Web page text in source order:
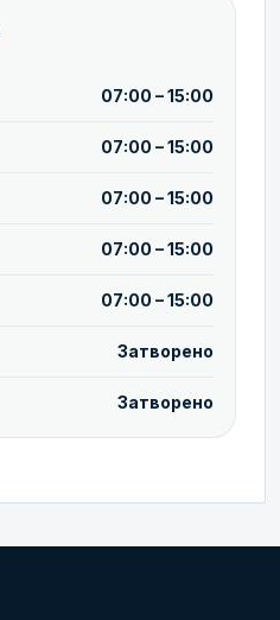
07:00 – 15:00
07:00 – 15:00
07:00 – 15:00
07:00 – 15:00
07:00 – 15:00
Затворено
Затворено